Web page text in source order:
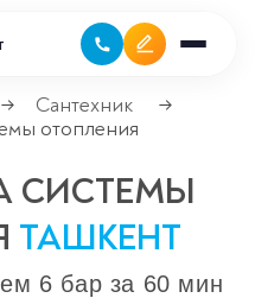
→ Сантехник
→
отопления
СИСТЕМЫ
ТАШКЕНТ
6 бар за 60 мин